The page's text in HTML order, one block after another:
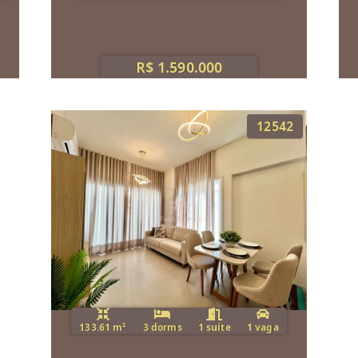
R$ 1.590.000
12542
133.61 m² 3 dorms 1 suíte 1 vaga